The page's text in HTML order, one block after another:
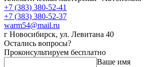
+7 (383) 380-52-41
+7 (383) 380-52-37
warm54@mail.ru
г Новосибирск, ул. Левитана 40
Остались вопросы?
Проконсультируем бесплатно
Ваше имя